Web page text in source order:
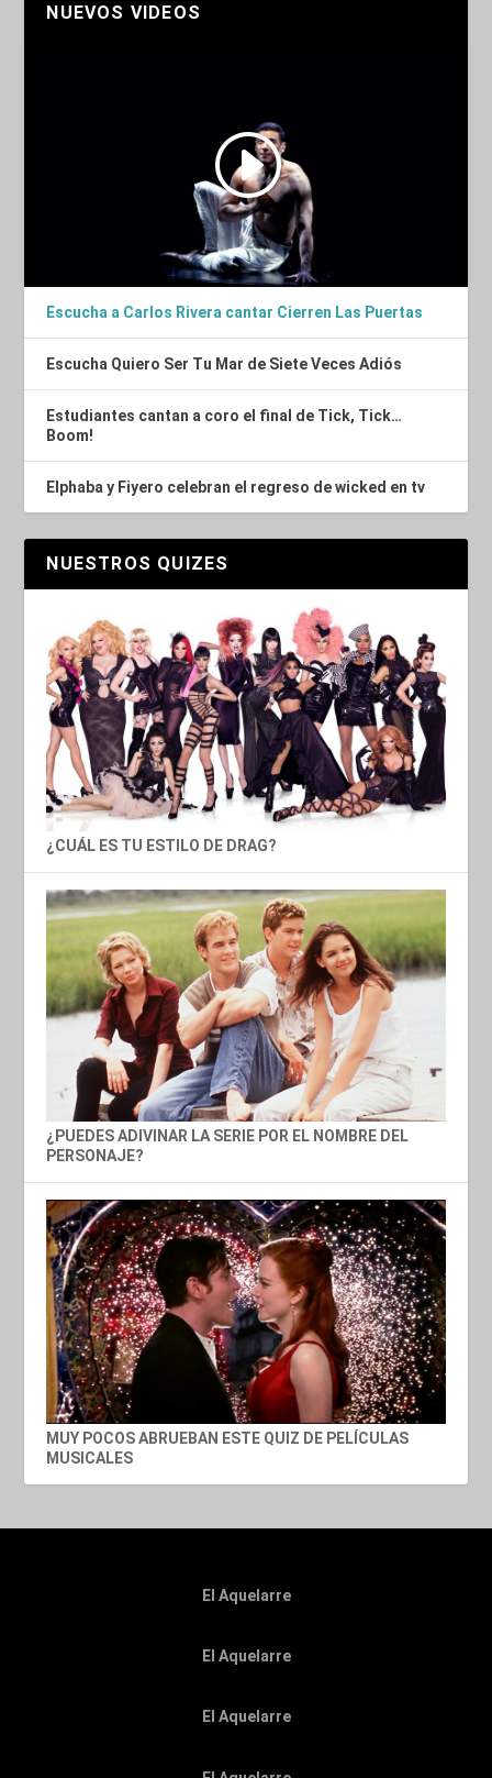
NUEVOS VIDEOS
Escucha a Carlos Rivera cantar Cierren Las Puertas
Escucha Quiero Ser Tu Mar de Siete Veces Adiós
Estudiantes cantan a coro el final de Tick, Tick…
Boom!
Elphaba y Fiyero celebran el regreso de wicked en tv
NUESTROS QUIZES
¿CUÁL ES TU ESTILO DE DRAG?
¿PUEDES ADIVINAR LA SERIE POR EL NOMBRE DEL
PERSONAJE?
MUY POCOS ABRUEBAN ESTE QUIZ DE PELÍCULAS
MUSICALES
El Aquelarre
El Aquelarre
El Aquelarre